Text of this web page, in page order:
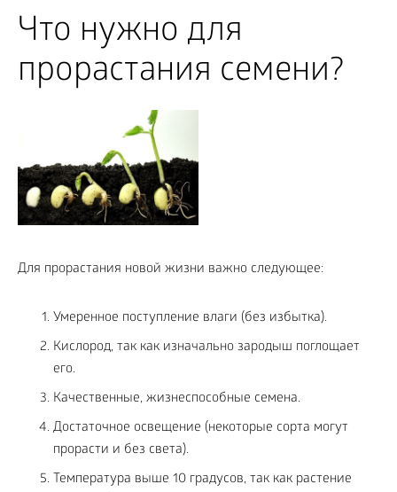
Что нужно для
прорастания семени?
Для прорастания новой жизни важно следующее:
Умеренное поступление влаги (без избытка).
Кислород, так как изначально зародыш поглощает
его.
Качественные, жизнеспособные семена.
Достаточное освещение (некоторые сорта могут
прорасти и без света).
Температура выше 10 градусов, так как растение